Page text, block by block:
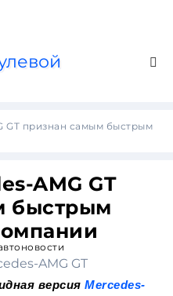
GT признан самым быстрым
AMG GT
быстрым
версия Mercedes-